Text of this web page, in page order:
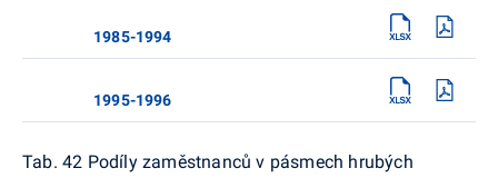
1985-1994
1995-1996
Tab. 42 Podíly zaměstnanců v pásmech hrubých